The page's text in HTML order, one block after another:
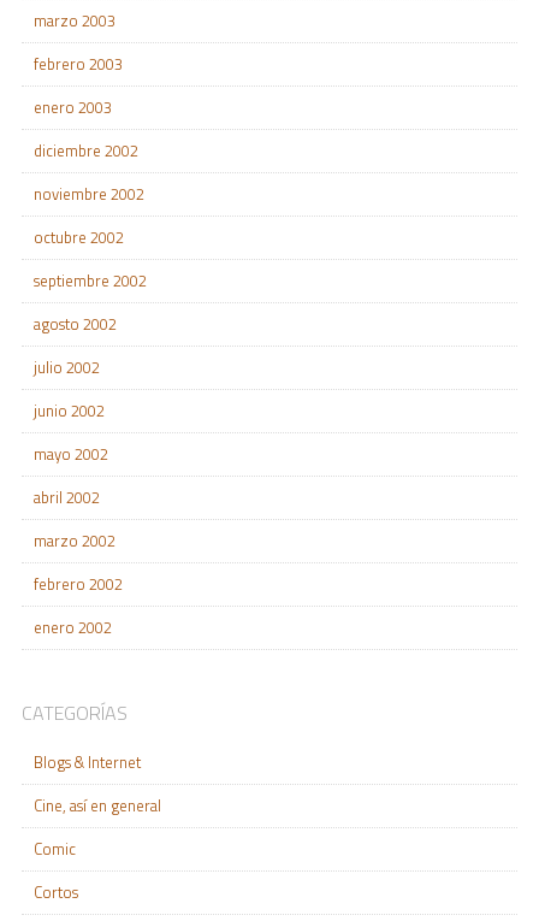
marzo 2003
febrero 2003
enero 2003
diciembre 2002
noviembre 2002
octubre 2002
septiembre 2002
agosto 2002
julio 2002
junio 2002
mayo 2002
abril 2002
marzo 2002
febrero 2002
enero 2002
CATEGORÍAS
Blogs & Internet
Cine, así en general
Comic
Cortos